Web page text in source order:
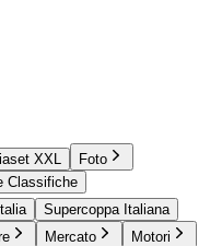
XXL
Foto
Classifiche
Supercoppa Italiana
Mercato
Motori